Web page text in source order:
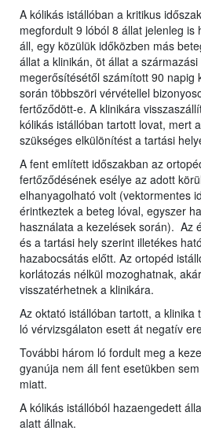
A kólikás istállóban a kritikus
megfordult 9 lóból 8 állat jelenleg is
áll, egy közülük időközben más
állat a klinikán, öt állat a
megerősítésétől számított 90 napig
során többszöri vérvétellel
fertőződött-e. A klinikára
kólikás istállóban tartott lovat, mert
szükséges elkülönítést a tartási
A fent említett időszakban az
fertőződésének esélye az adott
elhanyagolható volt (vektormentes
érintkeztek a beteg lóval, egyszer
használata a kezelések során). Az
és a tartási hely szerint illetékes
hazabocsátás előtt. Az ortopéd
korlátozás nélkül mozoghatnak,
visszatérhetnek a klinikára.
Az oktató istállóban tartott, a klinika
ló vérvizsgálaton esett át negatív
További három ló fordult meg a
gyanúja nem áll fent esetükben
miatt.
A kólikás istállóból hazaengedett
alatt állnak.